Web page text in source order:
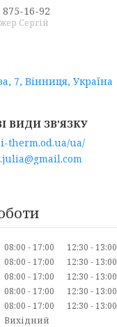
875-16-92
Сергій
7, Вінниця, Україна
therm.od.ua/ua/
08:00 17:00 12:30
13:00
08:00 17:00 12:30
13:00
08:00 17:00 12:30
13:00
08:00 17:00 12:30
13:00
08:00 17:00 12:30
13:00
Вихідний